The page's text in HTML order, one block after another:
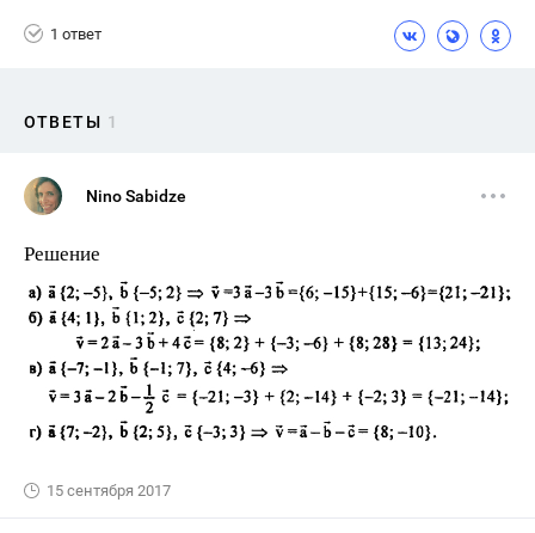
1 ответ
ОТВЕТЫ 1
Nino Sabidze
Решение
15 сентября 2017